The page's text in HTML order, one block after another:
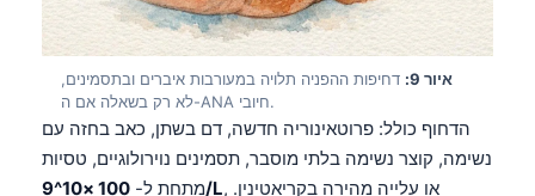
איור 9:
דחיפות ההפניה תלויה במעורבות איברים ובתסמינים,
לא רק בשאלה אם ה-ANA חיובי.
הדחוף כולל: פרוטאינוריה חדשה, דם בשתן, כאב בחזה עם
נשימה, קוצר נשימה בלתי מוסבר, תסמינים נוירולוגיים, טסיות
מתחת ל-100 ×10^9/L, או עלייה מהירה בקריאטינין.
Italiano
Español
Português
Ελληνικά